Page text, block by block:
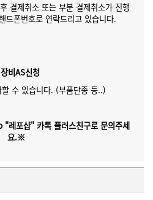
결제취소 또는 부분 결제취소가 진행
드폰번호로 연락드리고 있습니다.
비AS신청
수 있습니다. (부품단종 등..)
포샵" 카톡 플러스친구로 문의주세
요.※